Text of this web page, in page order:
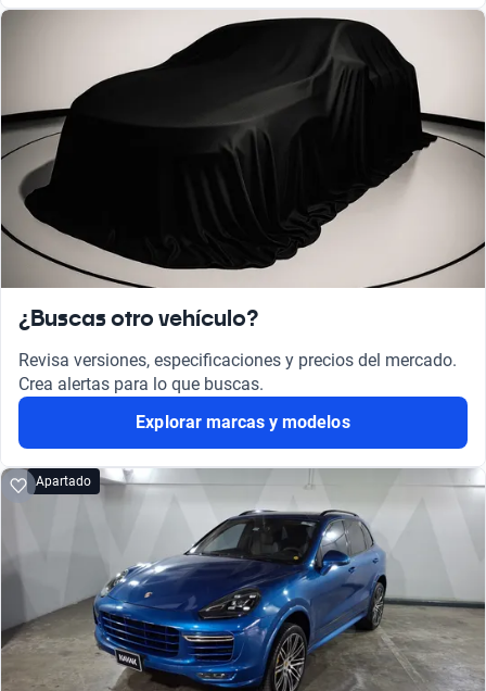
¿Buscas otro vehículo?
Revisa versiones, especificaciones y precios del mercado.
Crea alertas para lo que buscas.
Explorar marcas y modelos
Apartado